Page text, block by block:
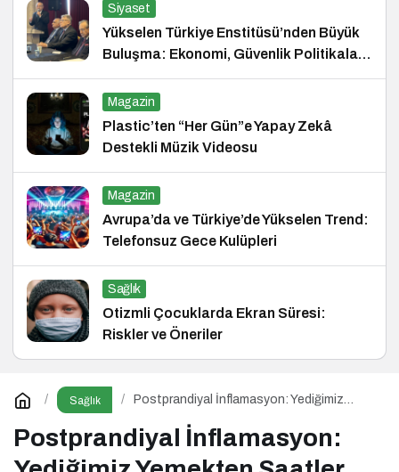
Siyaset
Yükselen Türkiye Enstitüsü’nden Büyük
Buluşma: Ekonomi, Güvenlik Politikaları
ve Hukuk Konferansı
Magazin
Plastic’ten “Her Gün”e Yapay Zekâ
Destekli Müzik Videosu
Magazin
Avrupa’da ve Türkiye’de Yükselen Trend:
Telefonsuz Gece Kulüpleri
Sağlık
Otizmli Çocuklarda Ekran Süresi:
Riskler ve Öneriler
Sağlık
Postprandiyal İnflamasyon: Yediğimiz
Risk
Postprandiyal İnflamasyon: